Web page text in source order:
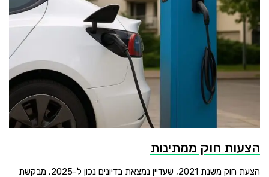
הצעות חוק ממתינות
הצעת חוק משנת 2021, שעדיין נמצאת בדיונים נכון ל-2025, מבקשת